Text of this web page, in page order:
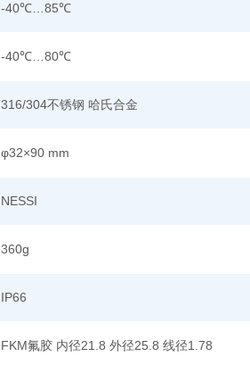
-40℃…85℃
-40℃…80℃
316/304不锈钢 哈氏合金
φ32×90 mm
NESSI
360g
IP66
FKM氟胶 内径21.8 外径25.8 线径1.78